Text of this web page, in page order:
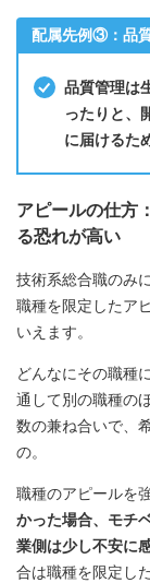
配属先例③：品
品質管理は
ったりと、
に届けるた
アピールの仕方
る恐れが高い
技術系総合職のみ
職種を限定したア
いえます。
どんなにその職種
通して別の職種の
数の兼ね合いで、
の。
職種のアピールを
かった場合、モチ
業側は少し不安に
合は職種を限定し